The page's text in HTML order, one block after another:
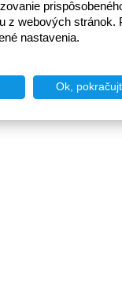
z webových stránok.
nastavenia.
Ok,